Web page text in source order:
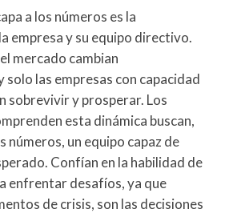
a los números es la
empresa y su equipo directivo.
mercado cambian
las empresas con capacidad
sobrevivir y prosperar. Los
esta dinámica buscan,
números, un equipo capaz de
Confían en la habilidad de
enfrentar desafíos, ya que
de crisis, son las decisiones